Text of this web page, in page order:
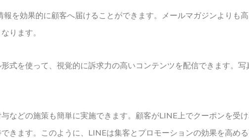
を効果的に顧客へ届けることができます。メールマガジンよりも
ります。
式を使って、視覚的に訴求力の高いコンテンツを配信できます。
などの施策も簡単に実施できます。顧客がLINE上でクーポンを受
きます。このように、LINEは集客とプロモーションの効果を高め